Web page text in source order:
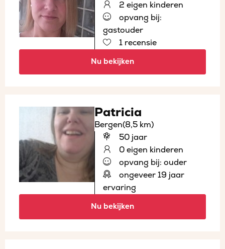
2 eigen kinderen
opvang bij:
gastouder
1 recensie
Nu bekijken
Patricia
Bergen(8,5 km)
50 jaar
0 eigen kinderen
opvang bij: ouder
ongeveer 19 jaar
ervaring
Nu bekijken